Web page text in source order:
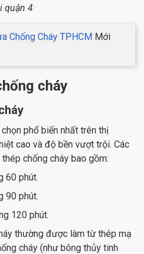
quận 4
Chống Cháy TPHCM Mới
cháy
phổ biến nhất trên thị
cao và độ bền vượt trội. Các
chống cháy bao gồm:
60 phút.
90 phút.
120 phút.
thường được làm từ thép mạ
cháy (như bông thủy tinh